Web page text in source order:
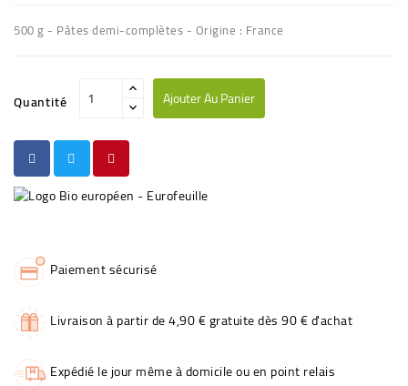
500 g - Pâtes demi-complètes - Origine : France
Quantité Ajouter Au Panier
Paiement sécurisé
Livraison à partir de 4,90 € gratuite dès 90 € d'achat
Expédié le jour même à domicile ou en point relais